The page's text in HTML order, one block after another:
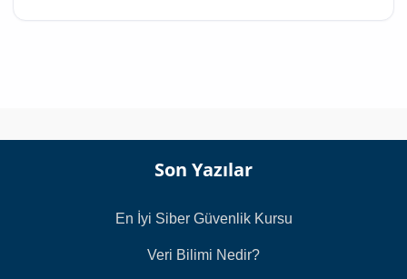
Son Yazılar
En İyi Siber Güvenlik Kursu
Veri Bilimi Nedir?